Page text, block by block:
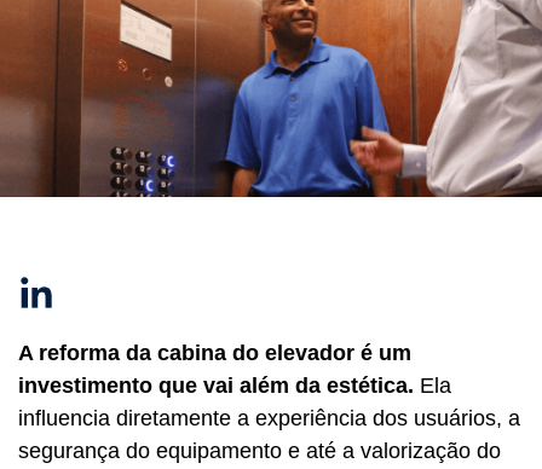
Linkedin
A reforma da cabina do elevador é um
investimento que vai além da estética. Ela
influencia diretamente a experiência dos usuários, a
segurança do equipamento e até a valorização do